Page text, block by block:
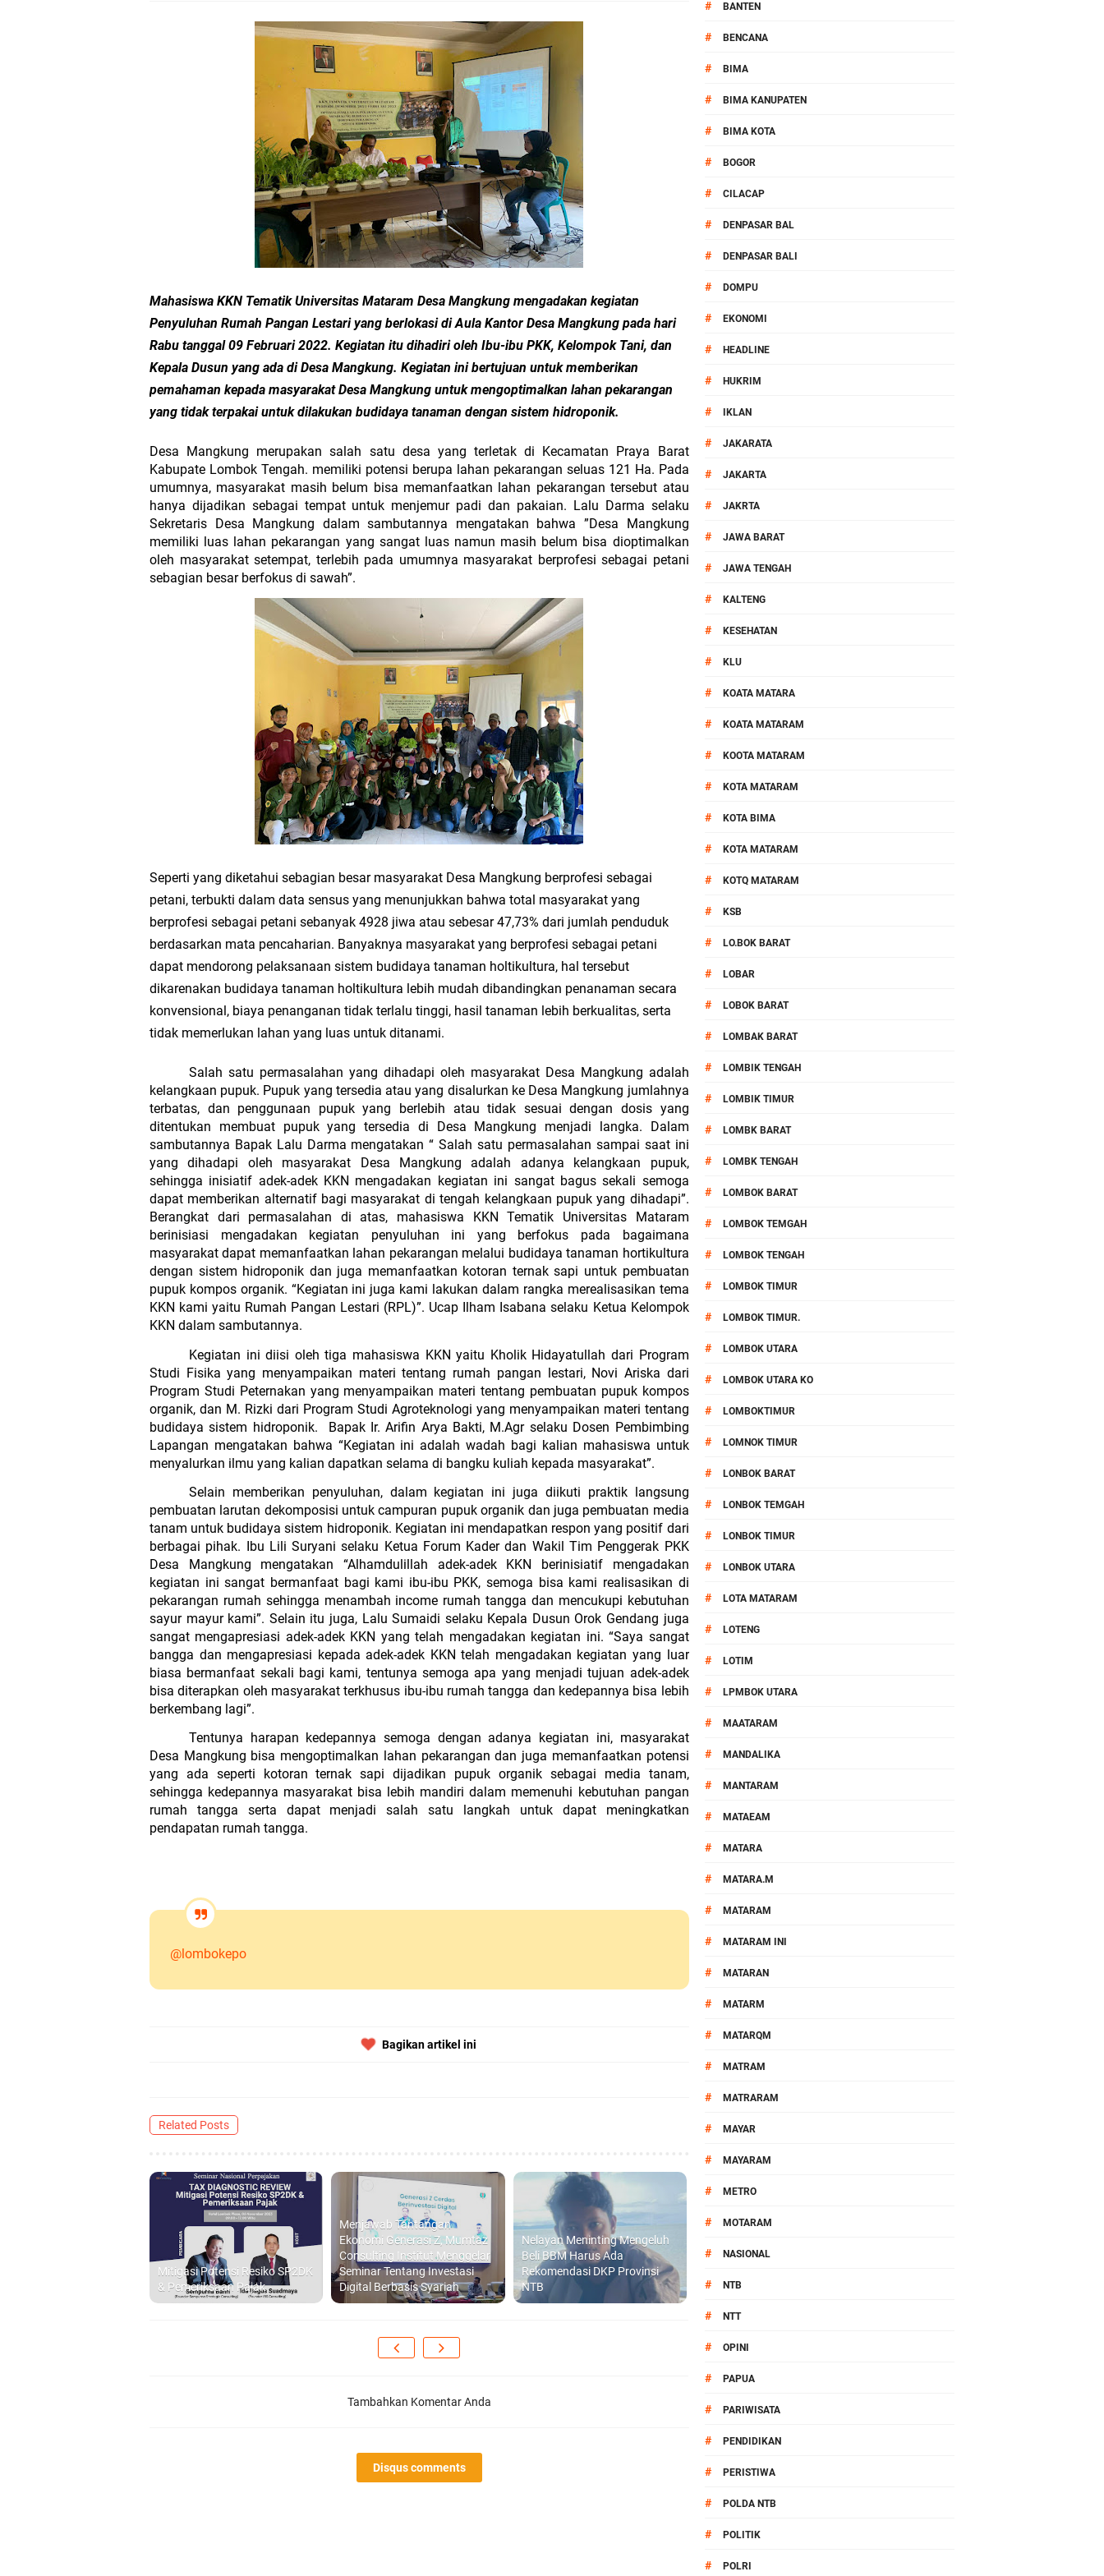
Kapolsek Lingsar Tindaklanjuti Arahan Ditbinmas, Intensifkan fungsi Polmas
Sambut HUT RI ke-81, Polsek Selaparang Bagikan Bendera Merah Putih kepada Warga
Dua Residivis Curanmor Dibekuk Polisi, Motor Curian Dijual ke Lombok Tengah
LPA Mataram. Apresiasi Polisi Berhasil Ungkap Kasus Kematian Mahasiswi NDR
Kapolda NTB Letakkan Batu Pertama Balai Kemitraan Polri dan Masyarakat
Kapolda NTB Matangkan Pengamanan MotoGP 2026
Kapolda NTB Sambut Kontingen Peraih Juara III Badminton Kapolri Cup 2026
Polda NTB Perkuat Upaya Cegah Gangguan Kamtibmas Lewat Patroli
Polsek Sandubaya Kawal Prosesi Ngaben di Cilinaya
Semarak HUT RI ke-81, Polsek Mataram Bagikan Bendera Merah Putih
Sat Lantas Polresta Mataram Petakan Titik Black Spot, Antisipasi Kecelakaan
Wakapolda NTB Gelar Kegiatan Polmas di Kelurahan Taman Sari Ampenan
Polda NTB Sabet Juara III Bulutangkis Kapolri Cup 2026
Kapolsek Dampingi Wakapolda NTB Gelar Program Polmas di Kelurahan Taman Sari
Sambut HUT ke-81 RI, Polsek Mataram Ajak Warga Kibarkan Merah Putih
Jelang HUT RI ke_81 _Kunker Kapolri Polda NTB Gelar Apel Siaga Kamtibmas Serentak
Mahasiswa KKN Tematik Universitas Mataram Desa Mangkung mengadakan kegiatan
Penyuluhan Rumah Pangan Lestari yang berlokasi di Aula Kantor Desa Mangkung pada hari
Rabu tanggal 09 Februari 2022. Kegiatan itu dihadiri oleh Ibu-ibu PKK, Kelompok Tani, dan
Kepala Dusun yang ada di Desa Mangkung. Kegiatan ini bertujuan untuk memberikan
pemahaman kepada masyarakat Desa Mangkung untuk mengoptimalkan lahan pekarangan
yang tidak terpakai untuk dilakukan budidaya tanaman dengan sistem hidroponik.
Desa Mangkung merupakan salah satu desa yang terletak di Kecamatan Praya Barat
Kabupate Lombok Tengah. memiliki potensi berupa lahan pekarangan seluas 121 Ha. Pada
umumnya, masyarakat masih belum bisa memanfaatkan lahan pekarangan tersebut atau
hanya dijadikan sebagai tempat untuk menjemur padi dan pakaian. Lalu Darma selaku
Sekretaris Desa Mangkung dalam sambutannya mengatakan bahwa ”Desa Mangkung
memiliki luas lahan pekarangan yang sangat luas namun masih belum bisa dioptimalkan
oleh masyarakat setempat, terlebih pada umumnya masyarakat berprofesi sebagai petani
sebagian besar berfokus di sawah”.
Seperti yang diketahui sebagian besar masyarakat Desa Mangkung berprofesi sebagai
petani, terbukti dalam data sensus yang menunjukkan bahwa total masyarakat yang
berprofesi sebagai petani sebanyak 4928 jiwa atau sebesar 47,73% dari jumlah penduduk
berdasarkan mata pencaharian. Banyaknya masyarakat yang berprofesi sebagai petani
dapat mendorong pelaksanaan sistem budidaya tanaman holtikultura, hal tersebut
dikarenakan budidaya tanaman holtikultura lebih mudah dibandingkan penanaman secara
konvensional, biaya penanganan tidak terlalu tinggi, hasil tanaman lebih berkualitas, serta
tidak memerlukan lahan yang luas untuk ditanami.
Salah satu permasalahan yang dihadapi oleh masyarakat Desa Mangkung adalah
kelangkaan pupuk. Pupuk yang tersedia atau yang disalurkan ke Desa Mangkung jumlahnya
terbatas, dan penggunaan pupuk yang berlebih atau tidak sesuai dengan dosis yang
ditentukan membuat pupuk yang tersedia di Desa Mangkung menjadi langka. Dalam
sambutannya Bapak Lalu Darma mengatakan “ Salah satu permasalahan sampai saat ini
yang dihadapi oleh masyarakat Desa Mangkung adalah adanya kelangkaan pupuk,
sehingga inisiatif adek-adek KKN mengadakan kegiatan ini sangat bagus sekali semoga
dapat memberikan alternatif bagi masyarakat di tengah kelangkaan pupuk yang dihadapi”.
Berangkat dari permasalahan di atas, mahasiswa KKN Tematik Universitas Mataram
berinisiasi mengadakan kegiatan penyuluhan ini yang berfokus pada bagaimana
masyarakat dapat memanfaatkan lahan pekarangan melalui budidaya tanaman hortikultura
dengan sistem hidroponik dan juga memanfaatkan kotoran ternak sapi untuk pembuatan
pupuk kompos organik. “Kegiatan ini juga kami lakukan dalam rangka merealisasikan tema
KKN kami yaitu Rumah Pangan Lestari (RPL)”. Ucap Ilham Isabana selaku Ketua Kelompok
KKN dalam sambutannya.
Kegiatan ini diisi oleh tiga mahasiswa KKN yaitu Kholik Hidayatullah dari Program
Studi Fisika yang menyampaikan materi tentang rumah pangan lestari, Novi Ariska dari
Program Studi Peternakan yang menyampaikan materi tentang pembuatan pupuk kompos
organik, dan M. Rizki dari Program Studi Agroteknologi yang menyampaikan materi tentang
budidaya sistem hidroponik.  Bapak Ir. Arifin Arya Bakti, M.Agr selaku Dosen Pembimbing
Lapangan mengatakan bahwa “Kegiatan ini adalah wadah bagi kalian mahasiswa untuk
menyalurkan ilmu yang kalian dapatkan selama di bangku kuliah kepada masyarakat”.
Selain memberikan penyuluhan, dalam kegiatan ini juga diikuti praktik langsung
pembuatan larutan dekomposisi untuk campuran pupuk organik dan juga pembuatan media
tanam untuk budidaya sistem hidroponik. Kegiatan ini mendapatkan respon yang positif dari
berbagai pihak. Ibu Lili Suryani selaku Ketua Forum Kader dan Wakil Tim Penggerak PKK
Desa Mangkung mengatakan “Alhamdulillah adek-adek KKN berinisiatif mengadakan
kegiatan ini sangat bermanfaat bagi kami ibu-ibu PKK, semoga bisa kami realisasikan di
pekarangan rumah sehingga menambah income rumah tangga dan mencukupi kebutuhan
sayur mayur kami”. Selain itu juga, Lalu Sumaidi selaku Kepala Dusun Orok Gendang juga
sangat mengapresiasi adek-adek KKN yang telah mengadakan kegiatan ini. “Saya sangat
bangga dan mengapresiasi kepada adek-adek KKN telah mengadakan kegiatan yang luar
biasa bermanfaat sekali bagi kami, tentunya semoga apa yang menjadi tujuan adek-adek
bisa diterapkan oleh masyarakat terkhusus ibu-ibu rumah tangga dan kedepannya bisa lebih
berkembang lagi”.
Tentunya harapan kedepannya semoga dengan adanya kegiatan ini, masyarakat
Desa Mangkung bisa mengoptimalkan lahan pekarangan dan juga memanfaatkan potensi
yang ada seperti kotoran ternak sapi dijadikan pupuk organik sebagai media tanam,
sehingga kedepannya masyarakat bisa lebih mandiri dalam memenuhi kebutuhan pangan
rumah tangga serta dapat menjadi salah satu langkah untuk dapat meningkatkan
pendapatan rumah tangga.
@lombokepo
Bagikan artikel ini
Related Posts
Mitigasi Potensi Resiko SP2DK
& Pemeriksaan Pajak
Menjawab Tantangan
Ekonomi Generasi Z, Mumtaz
Consulting Institut Menggelar
Seminar Tentang Investasi
Digital Berbasis Syariah
Nelayan Meninting Mengeluh
Beli BBM Harus Ada
Rekomendasi DKP Provinsi
NTB
Tambahkan Komentar Anda
Disqus comments
# BANTEN
# BENCANA
# BIMA
# BIMA KANUPATEN
# BIMA KOTA
# BOGOR
# CILACAP
# DENPASAR BAL
# DENPASAR BALI
# DOMPU
# EKONOMI
# HEADLINE
# HUKRIM
# IKLAN
# JAKARATA
# JAKARTA
# JAKRTA
# JAWA BARAT
# JAWA TENGAH
# KALTENG
# KESEHATAN
# KLU
# KOATA MATARA
# KOATA MATARAM
# KOOTA MATARAM
# KOTA MATARAM
# KOTA BIMA
# KOTA MATARAM
# KOTQ MATARAM
# KSB
# LO.BOK BARAT
# LOBAR
# LOBOK BARAT
# LOMBAK BARAT
# LOMBIK TENGAH
# LOMBIK TIMUR
# LOMBK BARAT
# LOMBK TENGAH
# LOMBOK BARAT
# LOMBOK TEMGAH
# LOMBOK TENGAH
# LOMBOK TIMUR
# LOMBOK TIMUR.
# LOMBOK UTARA
# LOMBOK UTARA KO
# LOMBOKTIMUR
# LOMNOK TIMUR
# LONBOK BARAT
# LONBOK TEMGAH
# LONBOK TIMUR
# LONBOK UTARA
# LOTA MATARAM
# LOTENG
# LOTIM
# LPMBOK UTARA
# MAATARAM
# MANDALIKA
# MANTARAM
# MATAEAM
# MATARA
# MATARA.M
# MATARAM
# MATARAM INI
# MATARAN
# MATARM
# MATARQM
# MATRAM
# MATRARAM
# MAYAR
# MAYARAM
# METRO
# MOTARAM
# NASIONAL
# NTB
# NTT
# OPINI
# PAPUA
# PARIWISATA
# PENDIDIKAN
# PERISTIWA
# POLDA NTB
# POLITIK
# POLRI